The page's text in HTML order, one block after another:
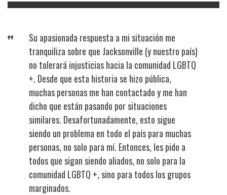
Su apasionada respuesta a mi situación me
tranquiliza sobre que Jacksonville (y nuestro país)
no tolerará injusticias hacia la comunidad LGBTQ
+. Desde que esta historia se hizo pública,
muchas personas me han contactado y me han
dicho que están pasando por situaciones
similares. Desafortunadamente, esto sigue
siendo un problema en todo el país para muchas
personas, no solo para mí. Entonces, les pido a
todos que sigan siendo aliados, no solo para la
comunidad LGBTQ +, sino para todos los grupos
marginados.